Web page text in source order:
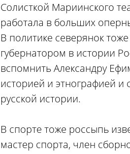
Солисткой Мариинского
работала в больших
В политике северянок
губернатором в истории
вспомнить Александру
историей и этнографией
русской истории.
В спорте тоже россыпь
мастер спорта, член